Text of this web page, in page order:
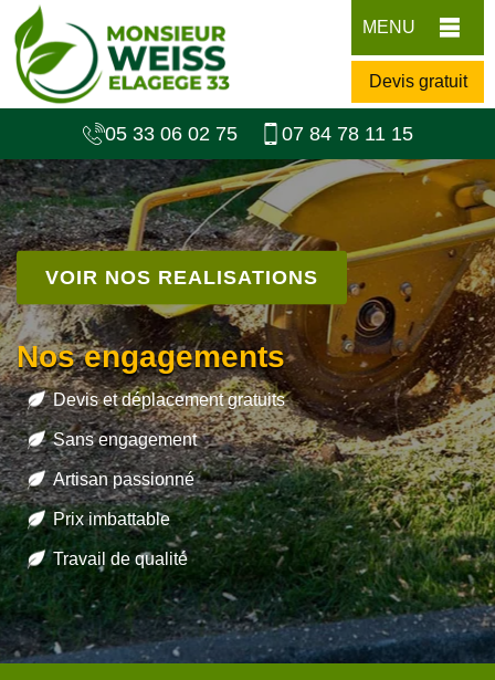
MENU
Devis gratuit
05 33 06 02 75 07 84 78 11 15
VOIR NOS REALISATIONS
Nos engagements
Devis et déplacement gratuits
Sans engagement
Artisan passionné
Prix imbattable
Travail de qualité